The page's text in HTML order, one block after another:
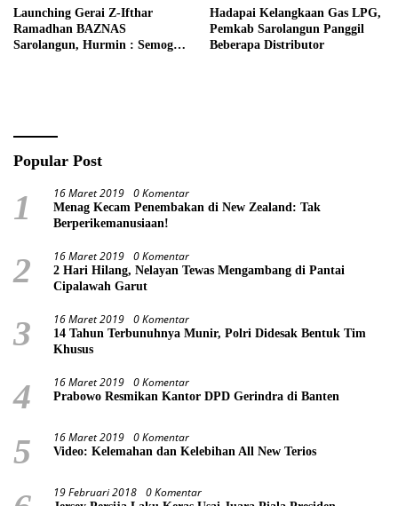
Launching Gerai Z-Ifthar
Ramadhan BAZNAS
Sarolangun, Hurmin : Semoga
Hadapai Kelangkaan Gas LPG,
Pemkab Sarolangun Panggil
Beberapa Distributor
Popular Post
1 16 Maret 2019 0 Komentar
Menag Kecam Penembakan di New Zealand: Tak
Berperikemanusiaan!
2 16 Maret 2019 0 Komentar
2 Hari Hilang, Nelayan Tewas Mengambang di Pantai
Cipalawah Garut
3 16 Maret 2019 0 Komentar
14 Tahun Terbunuhnya Munir, Polri Didesak Bentuk Tim
Khusus
4 16 Maret 2019 0 Komentar
Prabowo Resmikan Kantor DPD Gerindra di Banten
5 16 Maret 2019 0 Komentar
Video: Kelemahan dan Kelebihan All New Terios
19 Februari 2018 0 Komentar